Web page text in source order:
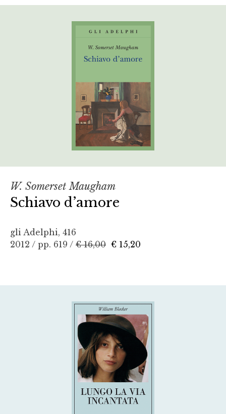
W. Somerset Maugham
Schiavo d’amore
gli Adelphi, 416
2012 / pp. 619 / € 16,00 € 15,20